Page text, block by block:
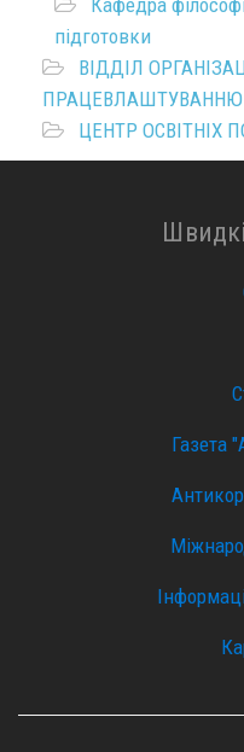
підготовки
ВІДДІЛ
ПРАЦЕВЛАШТУВАННЮ
ЦЕНТР ОСВІТНІХ
Газета